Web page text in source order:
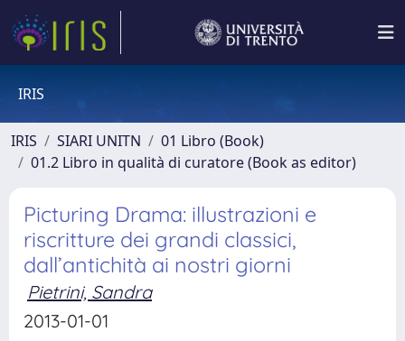
IRIS
IRIS SIARI UNITN
01 Libro (Book)
01.2 Libro in qualità di curatore (Book as editor)
Picturing Drama: illustrazioni e
riscritture dei grandi classici,
dall’antichità ai nostri giorni
Pietrini, Sandra
2013-01-01